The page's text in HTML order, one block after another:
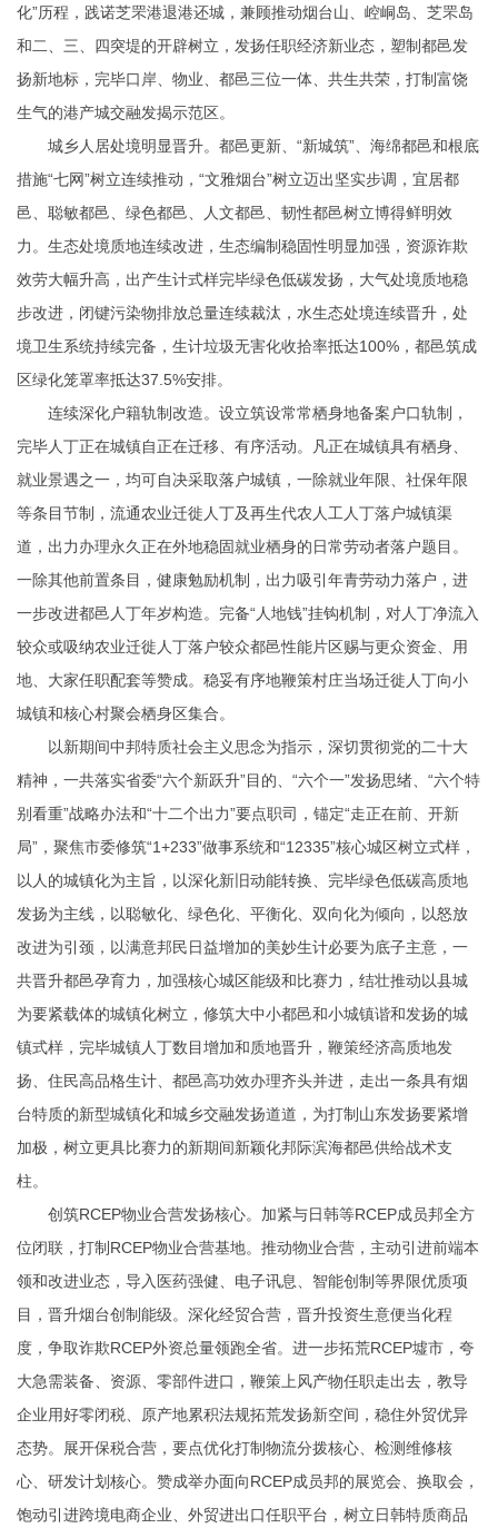
化”历程，践诺芝罘港退港还城，兼顾推动烟台山、崆峒岛、芝罘岛
和二、三、四突堤的开辟树立，发扬任职经济新业态，塑制都邑发
扬新地标，完毕口岸、物业、都邑三位一体、共生共荣，打制富饶
生气的港产城交融发揭示范区。
城乡人居处境明显晋升。都邑更新、“新城筑”、海绵都邑和根底
措施“七网”树立连续推动，“文雅烟台”树立迈出坚实步调，宜居都
邑、聪敏都邑、绿色都邑、人文都邑、韧性都邑树立博得鲜明效
力。生态处境质地连续改进，生态编制稳固性明显加强，资源诈欺
效劳大幅升高，出产生计式样完毕绿色低碳发扬，大气处境质地稳
步改进，闭键污染物排放总量连续裁汰，水生态处境连续晋升，处
境卫生系统持续完备，生计垃圾无害化收拾率抵达100%，都邑筑成
区绿化笼罩率抵达37.5%安排。
连续深化户籍轨制改造。设立筑设常常栖身地备案户口轨制，
完毕人丁正在城镇自正在迁移、有序活动。凡正在城镇具有栖身、
就业景遇之一，均可自决采取落户城镇，一除就业年限、社保年限
等条目节制，流通农业迁徙人丁及再生代农人工人丁落户城镇渠
道，出力办理永久正在外地稳固就业栖身的日常劳动者落户题目。
一除其他前置条目，健康勉励机制，出力吸引年青劳动力落户，进
一步改进都邑人丁年岁构造。完备“人地钱”挂钩机制，对人丁净流入
较众或吸纳农业迁徙人丁落户较众都邑性能片区赐与更众资金、用
地、大家任职配套等赞成。稳妥有序地鞭策村庄当场迁徙人丁向小
城镇和核心村聚会栖身区集合。
以新期间中邦特质社会主义思念为指示，深切贯彻党的二十大
精神，一共落实省委“六个新跃升”目的、“六个一”发扬思绪、“六个特
别看重”战略办法和“十二个出力”要点职司，锚定“走正在前、开新
局”，聚焦市委修筑“1+233”做事系统和“12335”核心城区树立式样，
以人的城镇化为主旨，以深化新旧动能转换、完毕绿色低碳高质地
发扬为主线，以聪敏化、绿色化、平衡化、双向化为倾向，以怒放
改进为引颈，以满意邦民日益增加的美妙生计必要为底子主意，一
共晋升都邑孕育力，加强核心城区能级和比赛力，结壮推动以县城
为要紧载体的城镇化树立，修筑大中小都邑和小城镇谐和发扬的城
镇式样，完毕城镇人丁数目增加和质地晋升，鞭策经济高质地发
扬、住民高品格生计、都邑高功效办理齐头并进，走出一条具有烟
台特质的新型城镇化和城乡交融发扬道道，为打制山东发扬要紧增
加极，树立更具比赛力的新期间新颖化邦际滨海都邑供给战术支
柱。
创筑RCEP物业合营发扬核心。加紧与日韩等RCEP成员邦全方
位闭联，打制RCEP物业合营基地。推动物业合营，主动引进前端本
领和改进业态，导入医药强健、电子讯息、智能创制等界限优质项
目，晋升烟台创制能级。深化经贸合营，晋升投资生意便当化程
度，争取诈欺RCEP外资总量领跑全省。进一步拓荒RCEP墟市，夸
大急需装备、资源、零部件进口，鞭策上风产物任职走出去，教导
企业用好零闭税、原产地累积法规拓荒发扬新空间，稳住外贸优异
态势。展开保税合营，要点优化打制物流分拨核心、检测维修核
心、研发计划核心。赞成举办面向RCEP成员邦的展览会、换取会，
饱动引进跨境电商企业、外贸进出口任职平台，树立日韩特质商品